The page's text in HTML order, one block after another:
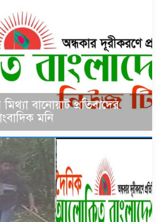
বানোয়াট প্রতিবাদের
মনি